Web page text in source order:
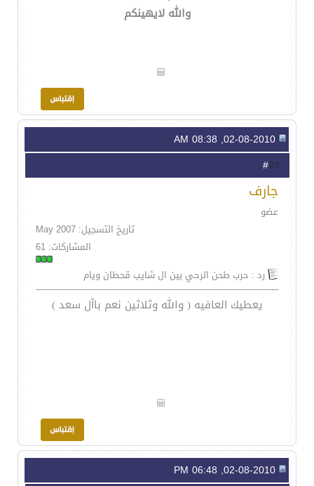
والله لايهينكم
23
جارف
عضو
تاريخ التسجيل: May 2007
المشاركات: 61
رد : حرب طحن الرحي بين ال شايب قحطان ويام
يعطيك العافيه ( والله وثلاثين نعم باآل سعد )